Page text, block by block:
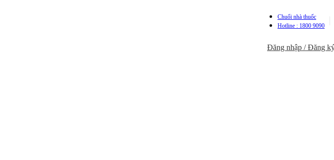
Chuổi nhà thuốc
Hotline : 1800 9090
Đăng nhập / Đăng